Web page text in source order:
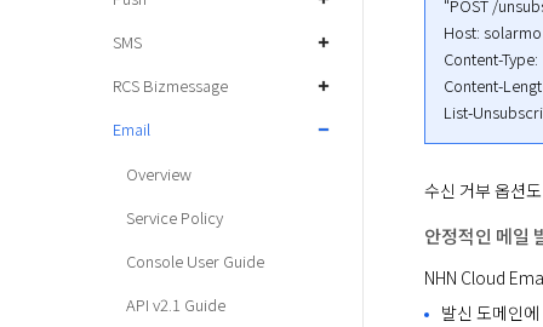
SMS
RCS Bizmessage
Email
Overview
Service Policy
Console User Guide
API v2.1 Guide
"POST /
Host:
Content-
Content-
List-
수신 거부 옵션
안정적인 메일
NHN Cloud
발신 도메인